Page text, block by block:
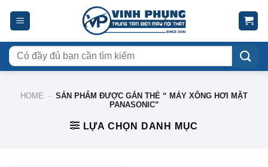
Tìm
kiếm:
HOME - SẢN PHẨM ĐƯỢC GẮN THẺ “ MÁY XÔNG HƠI MẶT
PANASONIC”
LỰA CHỌN DANH MỤC